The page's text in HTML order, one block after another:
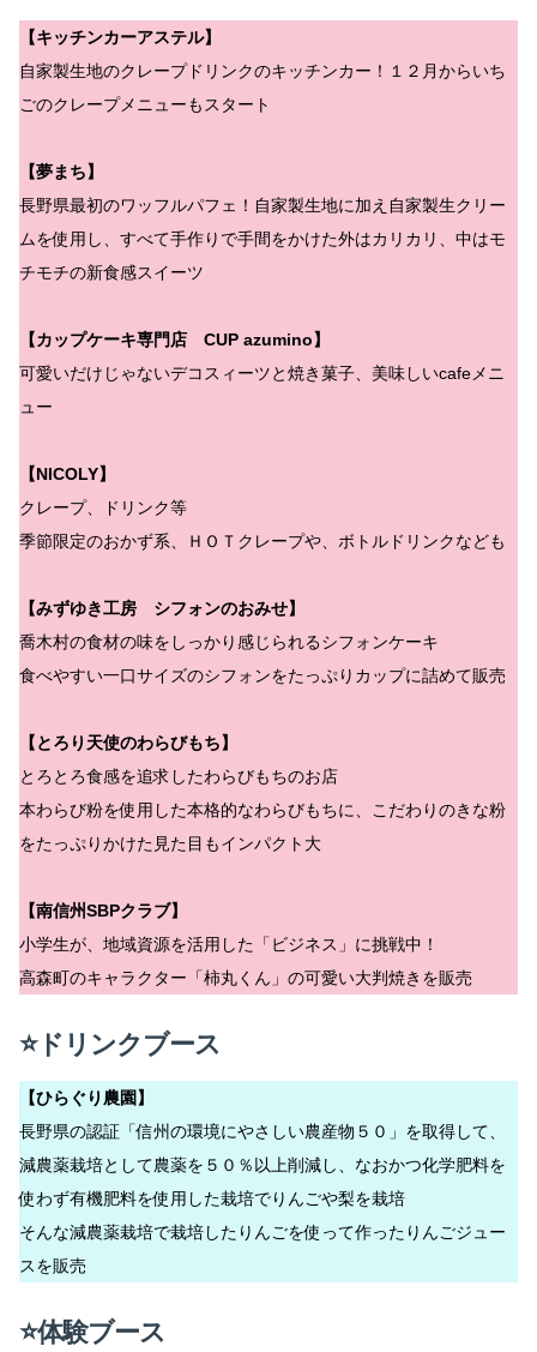
【キッチンカーアステル】
自家製生地のクレープドリンクのキッチンカー！１２月からいち
ごのクレープメニューもスタート
【夢まち】
長野県最初のワッフルパフェ！自家製生地に加え自家製生クリー
ムを使用し、すべて手作りで手間をかけた外はカリカリ、中はモ
チモチの新食感スイーツ
【カップケーキ専門店 CUP azumino】
可愛いだけじゃないデコスィーツと焼き菓子、美味しいcafeメニ
ュー
【NICOLY】
クレープ、ドリンク等
季節限定のおかず系、ＨＯＴクレープや、ボトルドリンクなども
【みずゆき工房 シフォンのおみせ】
喬木村の食材の味をしっかり感じられるシフォンケーキ
食べやすい一口サイズのシフォンをたっぷりカップに詰めて販売
【とろり天使のわらびもち】
とろとろ食感を追求したわらびもちのお店
本わらび粉を使用した本格的なわらびもちに、こだわりのきな粉
をたっぷりかけた見た目もインパクト大
【南信州SBPクラブ】
小学生が、地域資源を活用した「ビジネス」に挑戦中！
高森町のキャラクター「柿丸くん」の可愛い大判焼きを販売
⭐ドリンクブース
【ひらぐり農園】
長野県の認証「信州の環境にやさしい農産物５０」を取得して、
減農薬栽培として農薬を５０％以上削減し、なおかつ化学肥料を
使わず有機肥料を使用した栽培でりんごや梨を栽培
そんな減農薬栽培で栽培したりんごを使って作ったりんごジュー
スを販売
⭐体験ブース